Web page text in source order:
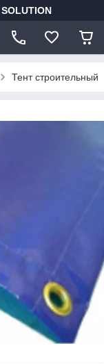
Тент строительный